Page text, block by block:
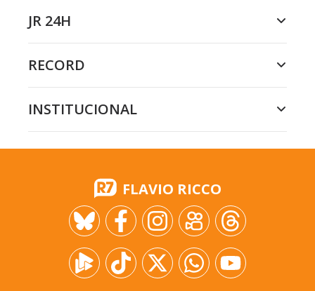
JR 24H
RECORD
INSTITUCIONAL
FLAVIO RICCO